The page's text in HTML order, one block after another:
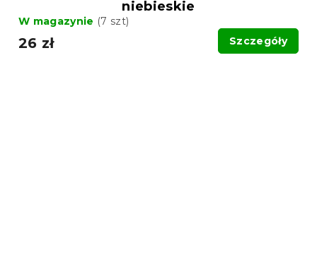
niebieskie
W magazynie (7 szt)
26 zł Szczegóły